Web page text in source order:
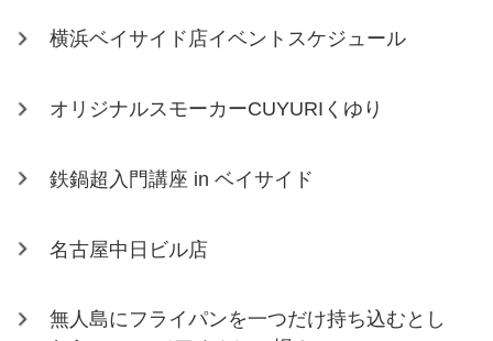
横浜ベイサイド店イベントスケジュール
オリジナルスモーカーCUYURIくゆり
鉄鍋超入門講座 in ベイサイド
名古屋中日ビル店
無人島にフライパンを一つだけ持ち込むとし